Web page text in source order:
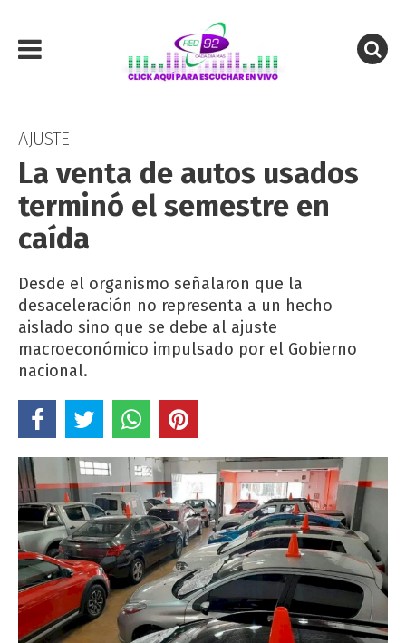
AJUSTE
La venta de autos usados
terminó el semestre en
caída
Desde el organismo señalaron que la
desaceleración no representa a un hecho
aislado sino que se debe al ajuste
macroeconómico impulsado por el Gobierno
nacional.